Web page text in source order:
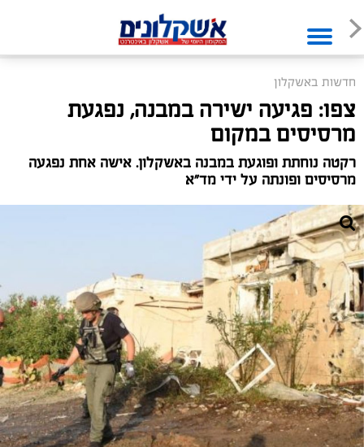
חדשות באשקלון
צפו: פגיעה ישירה במבנה, נפגעת
מרסיסים במקום
רקטה נוחתת ופוגעת במבנה באשקלון. אישה אחת נפגעה
מרסיסים ופונתה על ידי מד"א